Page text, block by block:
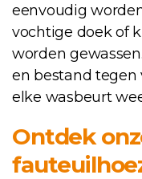
eenvoudig
vochtige doek of
worden
en bestand tegen
elke wasbeurt
Ontdek